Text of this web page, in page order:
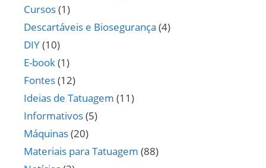
Cursos(1)
Descartáveis e Biosegurança (4)
DIY(10)
E-book(1)
Fontes(12)
Ideias de Tatuagem (11)
Informativos(5)
Máquinas(20)
Materiais para Tatuagem (88)